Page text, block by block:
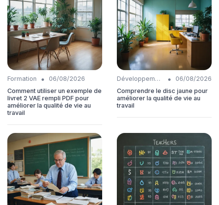
Formation •
06/08/2026
Comment utiliser un exemple de
livret 2 VAE rempli PDF pour
améliorer la qualité de vie au
travail
Développement personnel •
06/08/2026
Comprendre le disc jaune pour
améliorer la qualité de vie au
travail